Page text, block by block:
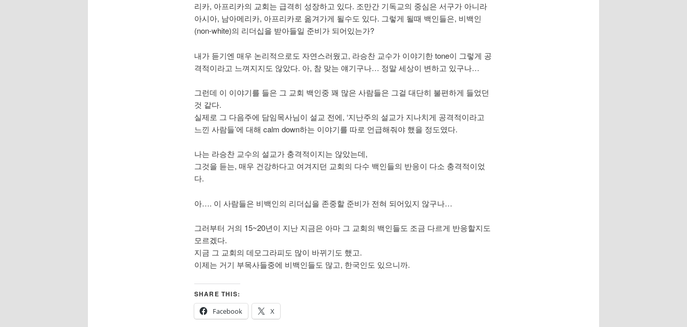
리카, 아프리카의 교회는 급격히 성장하고 있다. 조만간 기독교의 중심은 서구가 아니라
아시아, 남아메리카, 아프리카로 옮겨가게 될수도 있다. 그렇게 될때 백인들은, 비백인
(non-white)의 리더십을 받아들일 준비가 되어있는가?
내가 듣기엔 매우 논리적으로도 자연스러웠고, 라승찬 교수가 이야기한 tone이 그렇게 공
격적이라고 느껴지지도 않았다. 아, 참 맞는 얘기구나… 정말 세상이 변하고 있구나…
그런데 이 이야기를 들은 그 교회 백인중 꽤 많은 사람들은 그걸 대단히 불편하게 들었던
것 같다.
실제로 그 다음주에 담임목사님이 설교 전에, ‘지난주의 설교가 지나치게 공격적이라고
느낀 사람들’에 대해 calm down하는 이야기를 따로 언급해줘야 했을 정도였다.
나는 라승찬 교수의 설교가 충격적이지는 않았는데,
그것을 듣는, 매우 건강하다고 여겨지던 교회의 다수 백인들의 반응이 다소 충격적이었
다.
아…. 이 사람들은 비백인의 리더십을 존중할 준비가 전혀 되어있지 않구나…
그러부터 거의 15~20년이 지난 지금은 아마 그 교회의 백인들도 조금 다르게 반응할지도
모르겠다.
지금 그 교회의 데모그라피도 많이 바뀌기도 했고.
이제는 거기 부목사들중에 비백인들도 많고, 한국인도 있으니까.
SHARE THIS:
Facebook
X